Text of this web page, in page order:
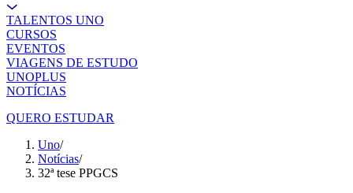
TALENTOS UNO
CURSOS
EVENTOS
VIAGENS DE ESTUDO
UNOPLUS
NOTÍCIAS
QUERO ESTUDAR
Uno/
Notícias/
32ª tese PPGCS